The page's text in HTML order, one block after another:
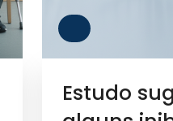
Estudo